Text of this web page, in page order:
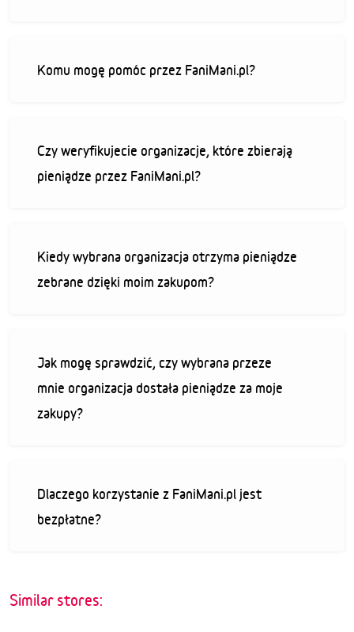
Komu mogę pomóc przez FaniMani.pl?
Czy weryfikujecie organizacje, które zbierają
pieniądze przez FaniMani.pl?
Kiedy wybrana organizacja otrzyma pieniądze
zebrane dzięki moim zakupom?
Jak mogę sprawdzić, czy wybrana przeze
mnie organizacja dostała pieniądze za moje
zakupy?
Dlaczego korzystanie z FaniMani.pl jest
bezpłatne?
Similar stores: